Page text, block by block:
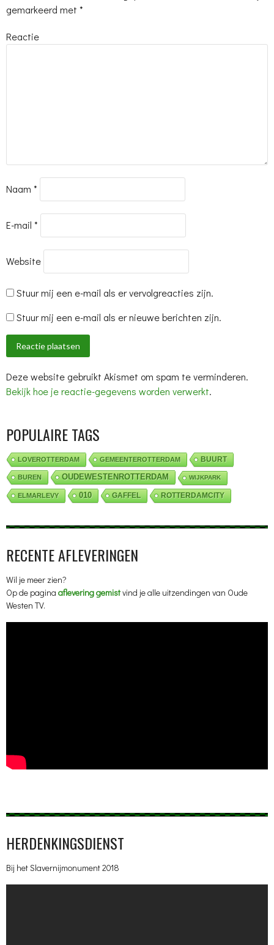
gemarkeerd met *
Reactie
Naam *
E-mail *
Website
Stuur mij een e-mail als er vervolgreacties zijn.
Stuur mij een e-mail als er nieuwe berichten zijn.
Deze website gebruikt Akismet om spam te verminderen.
Bekijk hoe je reactie-gegevens worden verwerkt.
POPULAIRE TAGS
LOVEROTTERDAM GEMEENTEROTTERDAM BUURT
BUREN OUDEWESTENROTTERDAM WIJKPARK
ELMARLEVY 010 GAFFEL ROTTERDAMCITY
RECENTE AFLEVERINGEN
Wil je meer zien?
Op de pagina aflevering gemistvind je alle uitzendingen van Oude
Westen TV.
HERDENKINGSDIENST
Bij het Slavernijmonument 2018